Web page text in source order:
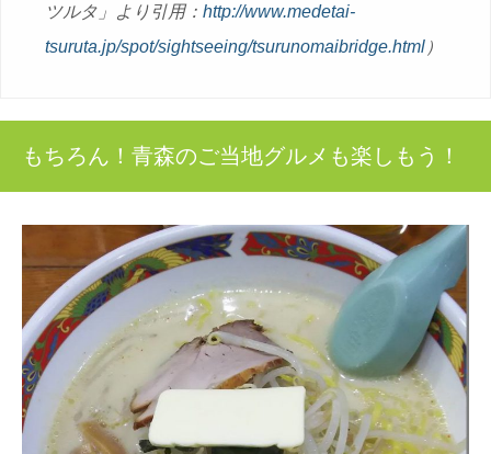
ツルタ」より引用： http://www.medetai-
tsuruta.jp/spot/sightseeing/tsurunomaibridge.html ）
もちろん！青森のご当地グルメも楽しもう！